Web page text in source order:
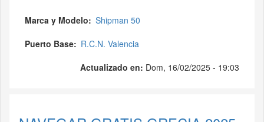
Marca y Modelo
Shipman 50
Puerto Base
R.C.N. Valencia
Actualizado en: Dom, 16/02/2025 - 19:03